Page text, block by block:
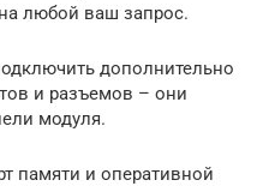
любой ваш запрос.
дополнительно
и разъемов – они
модуля.
памяти и оперативной